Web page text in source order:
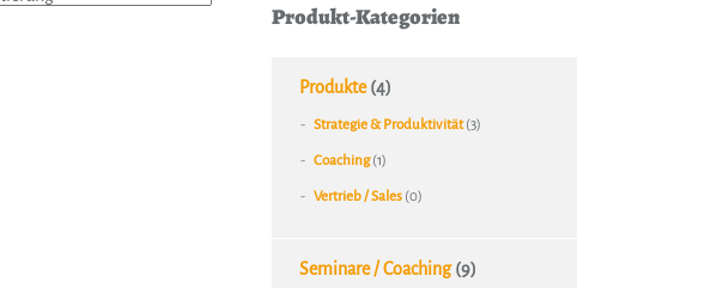
Produkt-Kategorien
Produkte (4)
Strategie & Produktivität (3)
Coaching (1)
Vertrieb / Sales (0)
Seminare / Coaching (9)